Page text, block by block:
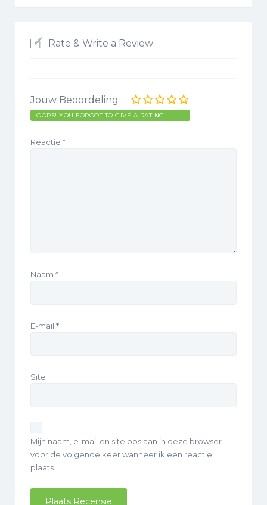
Rate & Write a Review
Jouw Beoordeling
OOPS! YOU FORGOT TO GIVE A RATING.
Reactie *
Naam *
E-mail *
Site
Mijn naam, e-mail en site opslaan in deze browser
voor de volgende keer wanneer ik een reactie
plaats.